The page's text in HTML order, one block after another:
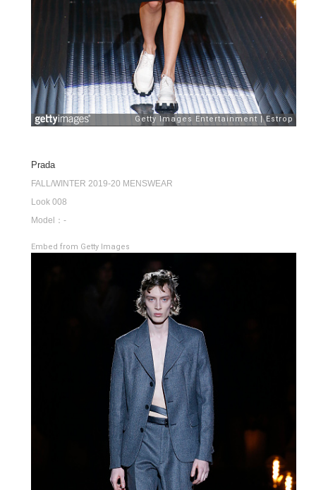
Prada
FALL/WINTER 2019-20 MENSWEAR
Look 008
Model：-
Embed from Getty Images